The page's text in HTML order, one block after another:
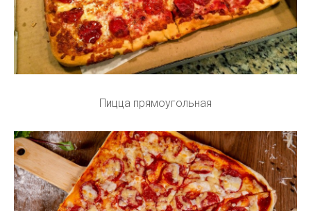
Пицца прямоугольная